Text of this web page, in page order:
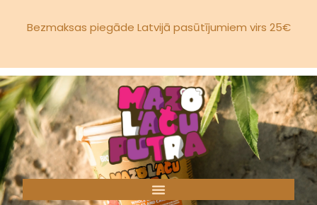
Bezmaksas piegāde Latvijā pasūtījumiem virs 25€